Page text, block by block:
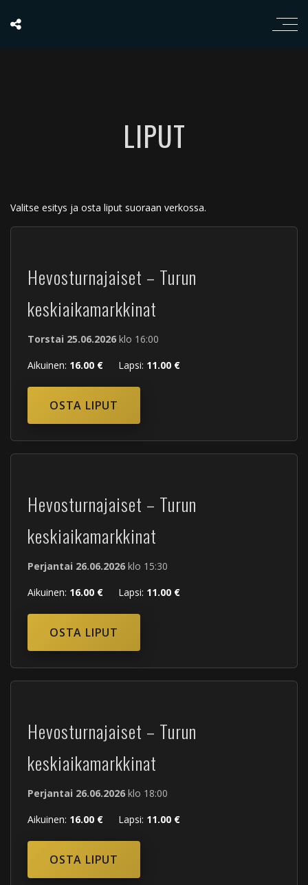
LIPUT
Valitse esitys ja osta liput suoraan verkossa.
Hevosturnajaiset – Turun
keskiaikamarkkinat
Torstai 25.06.2026 klo 16:00
Aikuinen: 16.00 € Lapsi: 11.00 €
OSTA LIPUT
Hevosturnajaiset – Turun
keskiaikamarkkinat
Perjantai 26.06.2026 klo 15:30
Aikuinen: 16.00 € Lapsi: 11.00 €
OSTA LIPUT
Hevosturnajaiset – Turun
keskiaikamarkkinat
Perjantai 26.06.2026 klo 18:00
Aikuinen: 16.00 € Lapsi: 11.00 €
OSTA LIPUT